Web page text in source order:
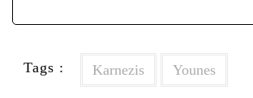
Tags : Karnezis Younes